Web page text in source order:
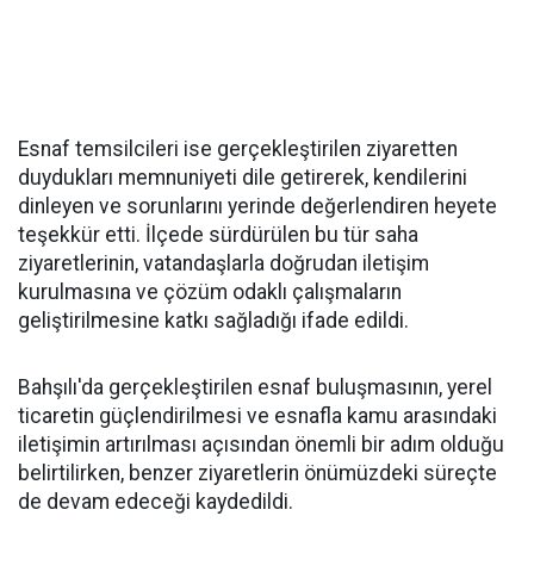
Esnaf temsilcileri ise gerçekleştirilen ziyaretten
duydukları memnuniyeti dile getirerek, kendilerini
dinleyen ve sorunlarını yerinde değerlendiren heyete
teşekkür etti. İlçede sürdürülen bu tür saha
ziyaretlerinin, vatandaşlarla doğrudan iletişim
kurulmasına ve çözüm odaklı çalışmaların
geliştirilmesine katkı sağladığı ifade edildi.
Bahşılı'da gerçekleştirilen esnaf buluşmasının, yerel
ticaretin güçlendirilmesi ve esnafla kamu arasındaki
iletişimin artırılması açısından önemli bir adım olduğu
belirtilirken, benzer ziyaretlerin önümüzdeki süreçte
de devam edeceği kaydedildi.